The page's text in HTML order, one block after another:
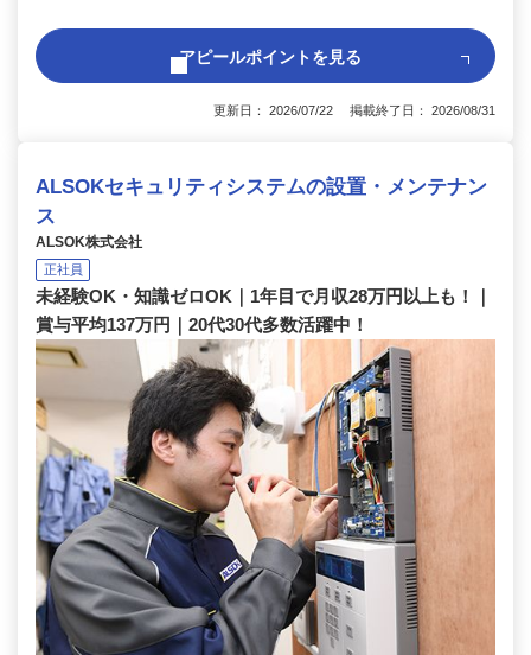
アピールポイントを見る
更新日： 2026/07/22 掲載終了日： 2026/08/31
ALSOKセキュリティシステムの設置・メンテナン
ス
ALSOK株式会社
正社員
未経験OK・知識ゼロOK｜1年目で月収28万円以上も！｜
賞与平均137万円｜20代30代多数活躍中！